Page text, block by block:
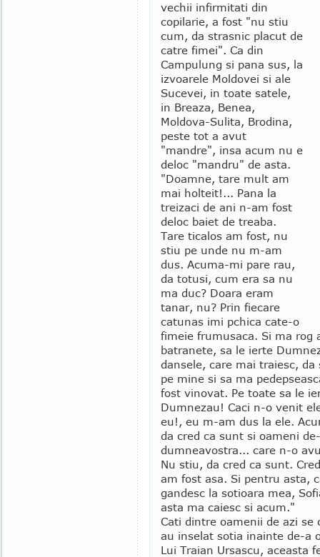
vechii infirmitati din
copilarie, a fost "nu stiu
cum, da strasnic placut de
catre fimei". Ca din
Campulung si pana sus, la
izvoarele Moldovei si ale
Sucevei, in toate satele,
in Breaza, Benea,
Moldova-Sulita, Brodina,
peste tot a avut
"mandre", insa acum nu e
deloc "mandru" de asta.
"Doamne, tare mult am
mai holteit!... Pana la
treizaci de ani n-am fost
deloc baiet de treaba.
Tare ticalos am fost, nu
stiu pe unde nu m-am
dus. Acuma-mi pare rau,
da totusi, cum era sa nu
ma duc? Doara eram
tanar, nu? Prin fiecare
catunas imi pchica cate-o
fimeie frumusaca. Si ma rog
batranete, sa le ierte
dansele, care mai traiesc, da
pe mine si sa ma
fost vinovat. Pe toate sa le
Dumnezau! Caci n-o venit
eu!, eu m-am dus la ele.
da cred ca sunt si oameni
dumneavostra... care n-o
Nu stiu, da cred ca sunt.
am fost asa. Si pentru asta,
gandesc la sotioara mea,
asta ma caiesc si acum."
Cati dintre oamenii de azi se
au inselat sotia inainte de-a
Lui Traian Ursascu, aceasta